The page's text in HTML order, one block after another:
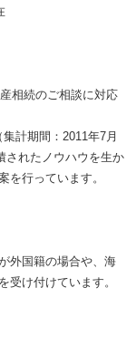
相続のご相談に対応
計期間：2011年7月
されたノウハウを生か
を行っています。
外国籍の場合や、海
受け付けています。